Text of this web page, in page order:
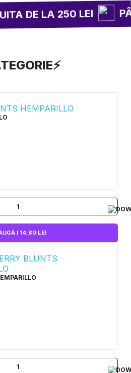
DE LA 250 LEI
1
I 14,80 LEI
1